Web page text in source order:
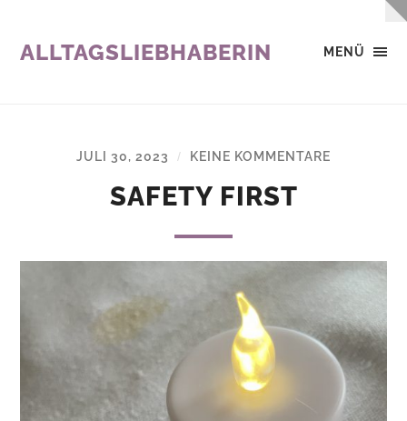
MENÜ
ALLTAGSLIEBHABERIN
JULI 30, 2023 / KEINE KOMMENTARE
SAFETY FIRST